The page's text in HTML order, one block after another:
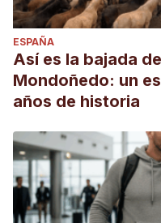
ESPAÑA
Así es la bajada
Mondoñedo: un
años de historia